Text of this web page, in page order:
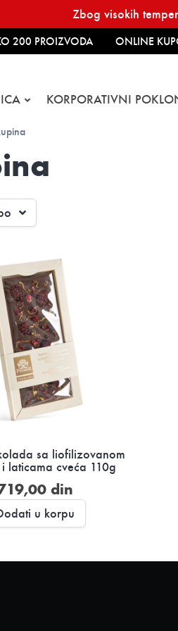
Zbog visokih
200 PROIZVODA ONLINE
KORPORATIVNI
sa liofilizovanom
laticama cveća 110g
din
u korpu